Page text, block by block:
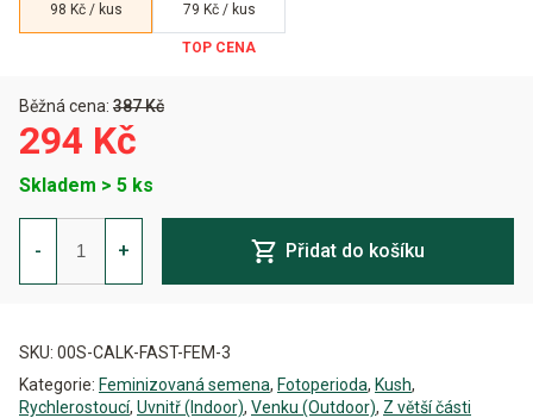
98 Kč / kus 79 Kč / kus
Běžná cena: 387 Kč
294 Kč
Skladem > 5 ks
-
California
Kush
FAST
Feminizovaná
+ Přidat do košíku
SKU: 00S-CALK-FAST-FEM-3
Kategorie: Feminizovaná semena, Fotoperioda, Kush,
Rychlerostoucí, Uvnitř (Indoor), Venku (Outdoor), Z větší části